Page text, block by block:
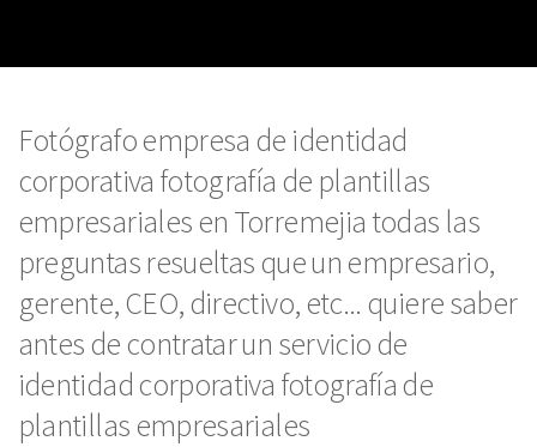
Fotógrafo empresa de identidad
corporativa fotografía de plantillas
empresariales en Torremejia todas las
preguntas resueltas que un empresario,
gerente, CEO, directivo, etc... quiere saber
antes de contratar un servicio de
identidad corporativa fotografía de
plantillas empresariales